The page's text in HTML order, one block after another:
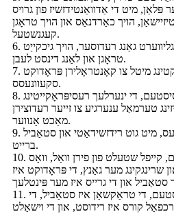
מיט די אַדוואַנטידזשיז פון גרויס
הויך כאַרדנאַס און הויך טראָגן
קעגנשטעל.
6. קאַנפיגיער ספּעציעל פאַרגליווערט גאַנג רעדוסער, הויך גיכקייַט
טראָגן און לאַנג דינסט לעבן.
7. יינציק פּלאַן פון קערעקטינג מיטל צו קאָנטראָלירן פּראָדוקט
סקעוונעסס.
8. יינציק ויוון שלייף באַהיצונג סיסטעם, די ינערלעך רעסיפּראָקייטינג
טערמאַל ענערגיע צו זייער רעדוצירן
מאַכט אָנווער.
9. יינציק סטרעטשינג פּראָצעס, מיט גוט רידזשידאַטי און סטאַביל
ברייט.
10. יינציק שלייף קאָאָלינג סיסטעם, קייפל שטעלט פון פירן וואַל, וואָס
שרינגקינג מער גאַנץ, די פּראָדוקט איז
11. פינף-זעמל טראַקשאַן סיסטעם, די טראַקשאַן איז סטאַביל, די
קורס איז רידוסט, און די וישאַלט